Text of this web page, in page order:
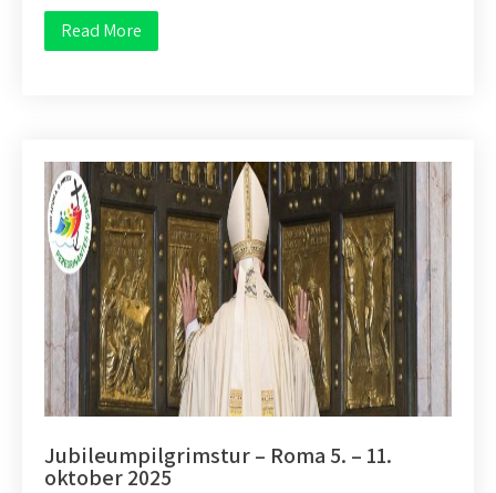
Read More
Jubileumpilgrimstur – Roma 5. – 11.
oktober 2025